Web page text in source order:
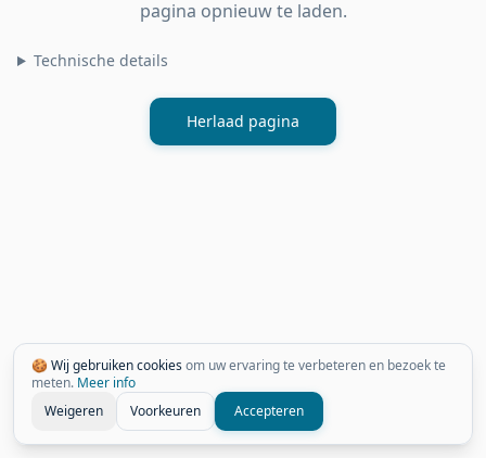
🍪 Wij gebruiken cookiesom uw ervaring te verbeteren en bezoek te
meten. Meer info
Weigeren
Voorkeuren Accepteren
pagina opnieuw te laden.
Technische details
Herlaad pagina